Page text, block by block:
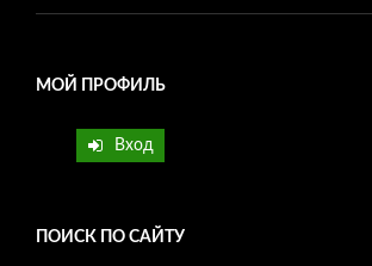
МОЙ ПРОФИЛЬ
Вход
ПОИСК ПО САЙТУ